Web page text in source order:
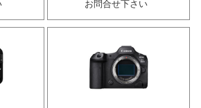
お問合せ下さい